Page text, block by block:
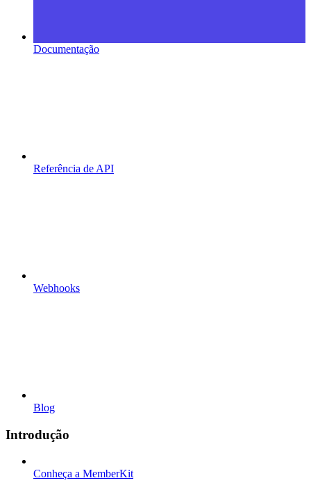
Documentação
Referência de API
Webhooks
Blog
Introdução
Conheça a MemberKit